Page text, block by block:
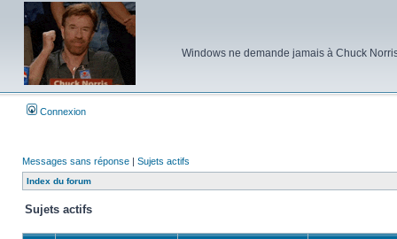
Windows ne demande jamais à Chuck
Connexion
Messages sans réponse | Sujets actifs
Index du forum
Sujets actifs